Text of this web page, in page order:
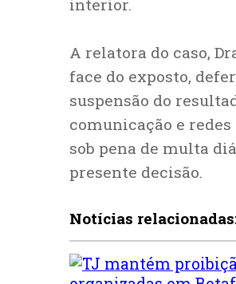
interior.
A relatora do caso,
face do exposto,
suspensão do
comunicação e
sob pena de multa
presente decisão.
Notícias